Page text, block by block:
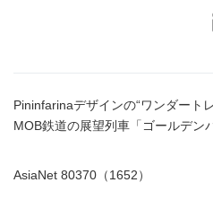
Pininfarinaデザインの“ワンダート
MOB鉄道の展望列車「ゴールデン
AsiaNet 80370（1652）